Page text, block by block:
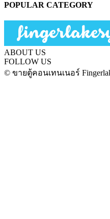
POPULAR CATEGORY
ABOUT US
FOLLOW US
© ขายตู้คอนเทนเนอร์